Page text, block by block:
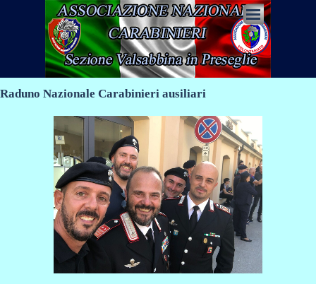
Vai ai contenuti Salta menù
Raduno Nazionale Carabinieri ausiliari